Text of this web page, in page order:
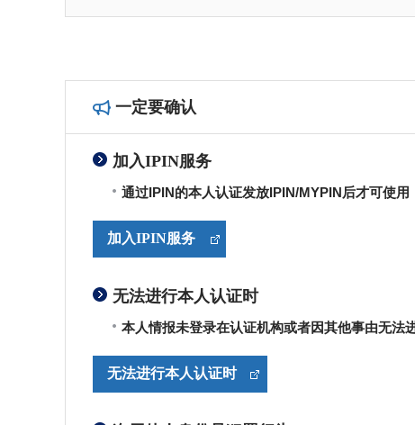
一定要确认
加入IPIN服务
通过IPIN的本人认证发放IPIN/MYPIN后才可使用
加入IPIN服务
无法进行本人认证时
本人情报未登录在认证机构或者因其他事由无法
无法进行本人认证时